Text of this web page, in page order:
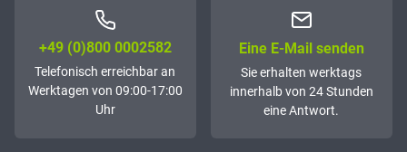
+49 (0)800 0002582
Telefonisch erreichbar an
Werktagen von 09:00-17:00
Uhr
Eine E-Mail senden
Sie erhalten werktags
innerhalb von 24 Stunden
eine Antwort.